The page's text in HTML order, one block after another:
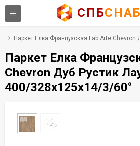
СПБСНАБ
Паркет Елка Французская Lab Arte
Паркет Елка
Chevron Дуб Рустик
400/328х125х14/3/60°